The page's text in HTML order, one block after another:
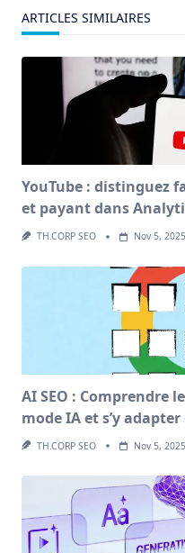
ARTICLES SIMILAIRES
YouTube : distinguez
et payant dans
TH.CORP SEO Nov 5, 2025
AI SEO : Comprendre
mode IA et s’y
TH.CORP SEO Nov 5, 2025